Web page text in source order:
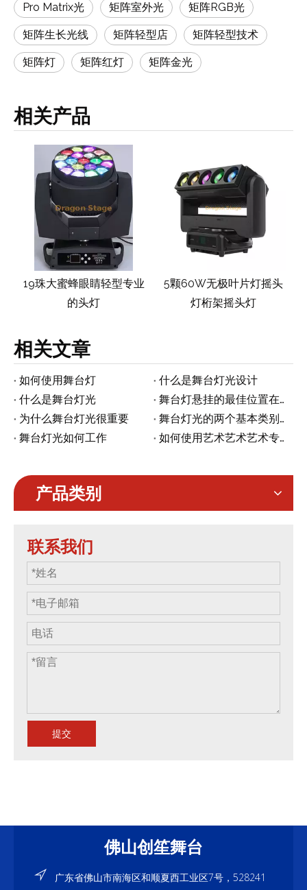
Pro Matrix光 矩阵室外光 矩阵RGB光
矩阵生长光线 矩阵轻型店 矩阵轻型技术
矩阵灯 矩阵红灯 矩阵金光
相关产品
蜂眼睛轻型专业
5颗60W无极叶片灯摇头
灯桁架摇头灯
12珠四合一
相关文章
如何使用舞台灯
什么是舞台灯光设计
什么是舞台灯光
舞台灯悬挂的最佳位置在哪里
为什么舞台灯光很重要
舞台灯光的两个基本类别是什么？
舞台灯光如何工作
如何使用艺术艺术艺术专业系列的线性光线
产品类别
联系我们
提交
佛山创笙舞台
广东省佛山市南海区和顺夏西工业区7号，528241